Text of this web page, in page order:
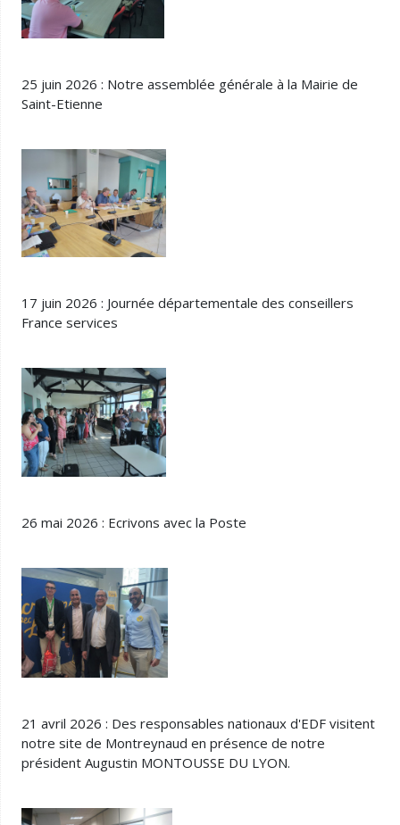
25 juin 2026 : Notre assemblée générale à la Mairie de
Saint-Etienne
17 juin 2026 : Journée départementale des conseillers
France services
26 mai 2026 : Ecrivons avec la Poste
21 avril 2026 : Des responsables nationaux d'EDF visitent
notre site de Montreynaud en présence de notre
président Augustin MONTOUSSE DU LYON.